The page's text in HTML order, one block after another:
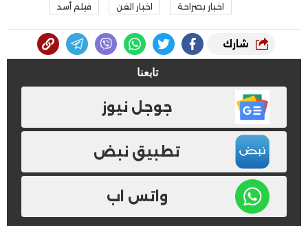
اخبار بصراحة اخبار الفن فيلم أسد
شارك
تابعنا
جوجل نيوز
تطبيق نبض
واتس اب